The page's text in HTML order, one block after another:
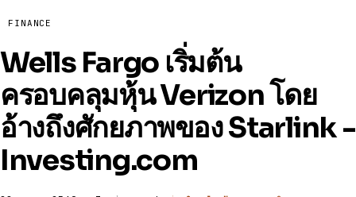
FINANCE
Wells Fargo เริ่มต้น
ครอบคลุมหุ้น Verizon โดย
อ้างถึงศักยภาพของ Starlink -
Investing.com